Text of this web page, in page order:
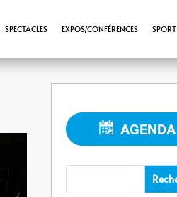
SPECTACLES EXPOS/CONFÉRENCES SPORT
AGENDA